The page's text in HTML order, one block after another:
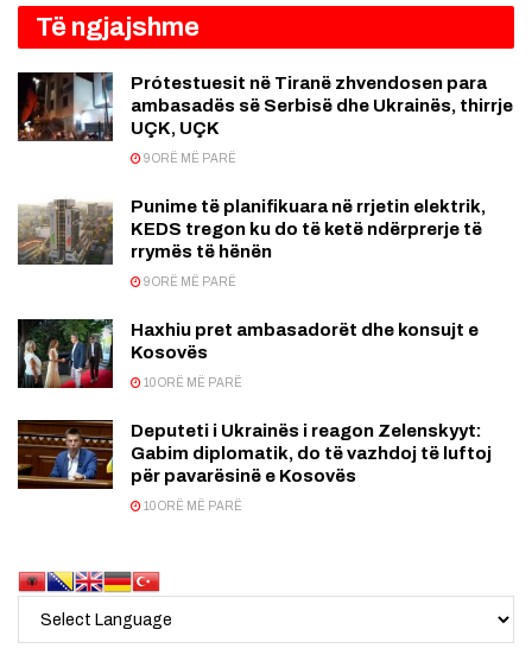
Të ngjajshme
Prótestuesit në Tiranë zhvendosen para
ambasadës së Serbisë dhe Ukrainës, thirrje
UÇK, UÇK
9 ORË MË PARË
Punime të planifikuara në rrjetin elektrik,
KEDS tregon ku do të ketë ndërprerje të
rrymës të hënën
9 ORË MË PARË
Haxhiu pret ambasadorët dhe konsujt e
Kosovës
10 ORË MË PARË
Deputeti i Ukrainës i reagon Zelenskyyt:
Gabim diplomatik, do të vazhdoj të luftoj
për pavarësinë e Kosovës
10 ORË MË PARË